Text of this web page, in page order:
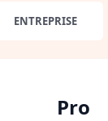
ENTREPRISE
Pro